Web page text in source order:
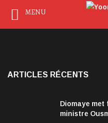
ARTICLES RÉCENTS
Diomaye
ministre
MENU